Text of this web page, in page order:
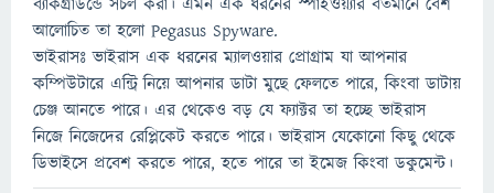
আলোচিত তা হলো Pegasus Spyware.
ভাইরাসঃ ভাইরাস এক ধরনের ম্যালওয়ার প্রোগ্রাম যা আপনার
কম্পিউটারে এন্ট্রি নিয়ে আপনার ডাটা মুছে ফেলতে পারে, কিংবা ডাটায়
চেঞ্জ আনতে পারে। এর থেকেও বড় যে ফ্যাক্টর তা হচ্ছে ভাইরাস
নিজে নিজেদের রেপ্লিকেট করতে পারে। ভাইরাস যেকোনো কিছু থেকে
ডিভাইসে প্রবেশ করতে পারে, হতে পারে তা ইমেজ কিংবা ডকুমেন্ট।